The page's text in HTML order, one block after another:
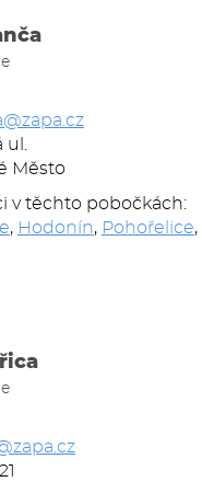
Město
v těchto pobočkách:
, Hodonín, Pohořelice,